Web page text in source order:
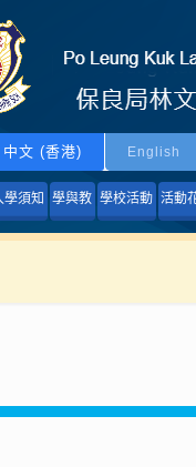
中文 (香港) English
學須知 學與教 學校活動 活動